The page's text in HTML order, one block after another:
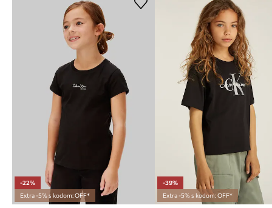
-22%
Extra -5% s kodom: OFF*
-39%
Extra -5% s kodom: OFF*